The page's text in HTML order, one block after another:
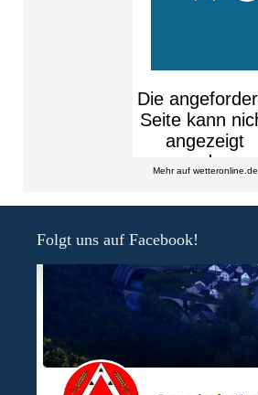
Mehr auf wetteronline.de
Folgt uns auf Facebook!